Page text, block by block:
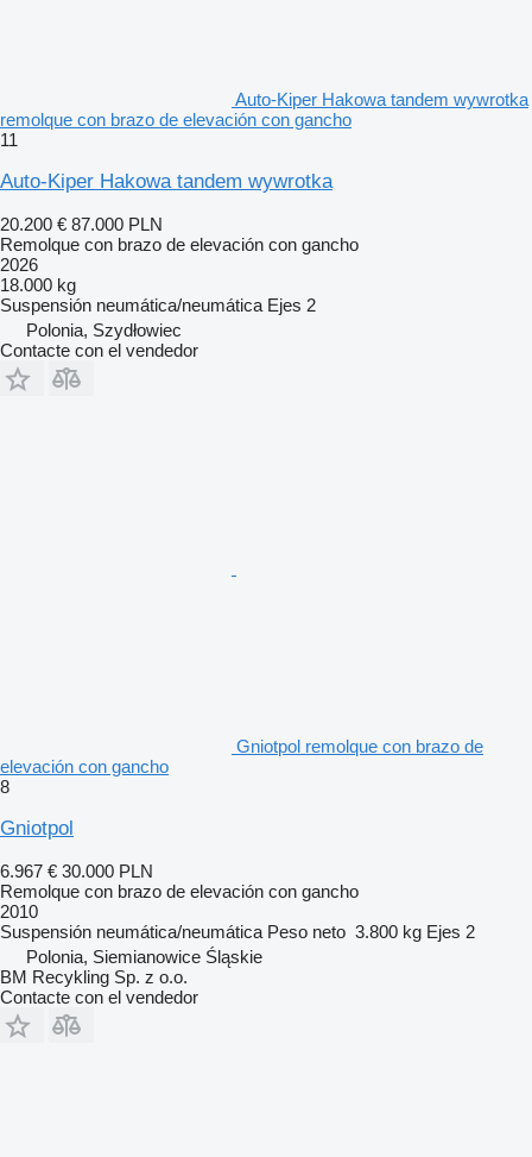
Auto-Kiper Hakowa tandem wywrotka
remolque con brazo de elevación con gancho
11
Auto-Kiper Hakowa tandem wywrotka
20.200 € 87.000 PLN
Remolque con brazo de elevación con gancho
2026
18.000 kg
Suspensión neumática/neumática Ejes 2
Polonia, Szydłowiec
Contacte con el vendedor
Gniotpol remolque con brazo de
elevación con gancho
8
Gniotpol
6.967 € 30.000 PLN
Remolque con brazo de elevación con gancho
2010
Suspensión neumática/neumática Peso neto 3.800 kg Ejes 2
Polonia, Siemianowice Śląskie
BM Recykling Sp. z o.o.
Contacte con el vendedor